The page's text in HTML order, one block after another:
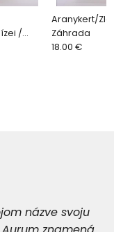
/
Aranykert/
Záhrada
18.00 €
názve svoju